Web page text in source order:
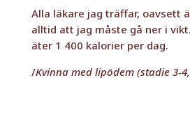
Alla läkare jag träffar, oavsett
alltid att jag måste gå ner i
äter 1 400 kalorier per dag.
/Kvinna med lipödem (stadie 3-